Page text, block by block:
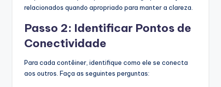
relacionados quando apropriado para manter a clareza.
Passo 2: Identificar Pontos de
Conectividade
Para cada contêiner, identifique como ele se conecta
aos outros. Faça as seguintes perguntas: